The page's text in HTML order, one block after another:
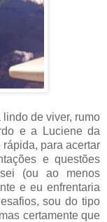
de viver, rumo
e a Luciene da
para acertar
e questões
(ou ao menos
e eu enfrentaria
sou do tipo
certamente que